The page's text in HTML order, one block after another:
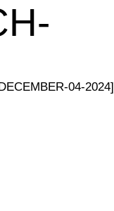
04-2024]